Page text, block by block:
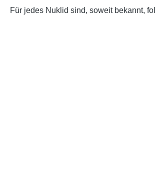
Für jedes Nuklid sind, soweit bekannt,